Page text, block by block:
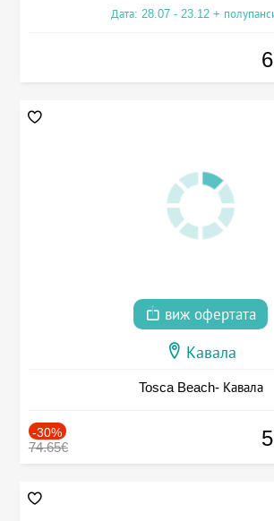
Дата: 28.07 - 23.12 +
виж офертата
Кавала
Tosca Beach- Кавала
-30%
74.65€